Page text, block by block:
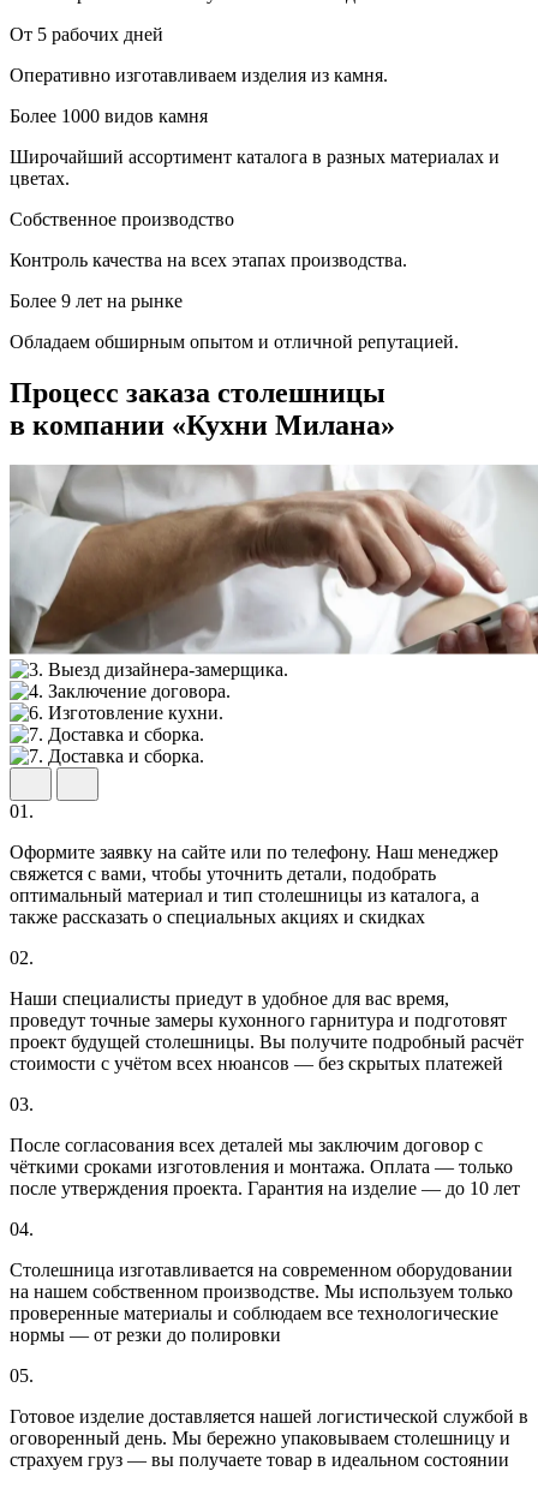
От 5 рабочих дней
Оперативно изготавливаем изделия из камня.
Более 1000 видов камня
Широчайший ассортимент каталога в разных материалах и
цветах.
Собственное производство
Контроль качества на всех этапах производства.
Более 9 лет на рынке
Обладаем обширным опытом и отличной репутацией.
Процесс заказа столешницы
в компании «Кухни Милана»
01.
Оформите заявку на сайте или по телефону. Наш менеджер
свяжется с вами, чтобы уточнить детали, подобрать
оптимальный материал и тип столешницы из каталога, а
также рассказать о специальных акциях и скидках
02.
Наши специалисты приедут в удобное для вас время,
проведут точные замеры кухонного гарнитура и подготовят
проект будущей столешницы. Вы получите подробный расчёт
стоимости с учётом всех нюансов — без скрытых платежей
03.
После согласования всех деталей мы заключим договор с
чёткими сроками изготовления и монтажа. Оплата — только
после утверждения проекта. Гарантия на изделие — до 10 лет
04.
Столешница изготавливается на современном оборудовании
на нашем собственном производстве. Мы используем только
проверенные материалы и соблюдаем все технологические
нормы — от резки до полировки
05.
Готовое изделие доставляется нашей логистической службой в
оговоренный день. Мы бережно упаковываем столешницу и
страхуем груз — вы получаете товар в идеальном состоянии